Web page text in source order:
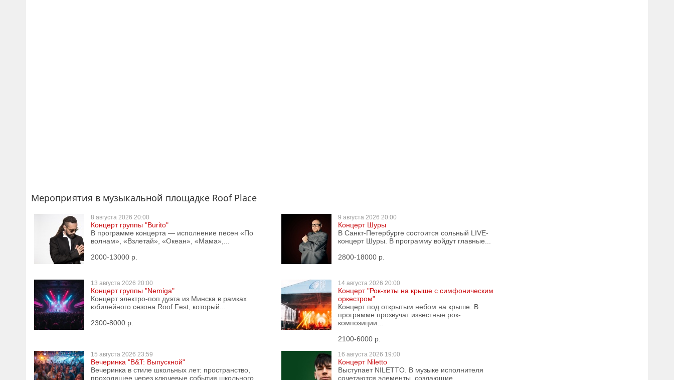
Мероприятия в музыкальной площадке Roof Place
8 августа 2026 20:00
Концерт группы "Burito"
В программе концерта — исполнение песен «По
волнам», «Взлетай», «Океан», «Мама»,...
2000-13000 р.
9 августа 2026 20:00
Концерт Шуры
В Санкт-Петербурге состоится сольный LIVE-
концерт Шуры. В программу войдут главные...
2800-18000 р.
13 августа 2026 20:00
Концерт группы "Nemiga"
Концерт электро-поп дуэта из Минска в рамках
юбилейного сезона Roof Fest, который...
2300-8000 р.
14 августа 2026 20:00
Концерт "Рок-хиты на крыше с симфоническим
оркестром"
Концерт под открытым небом на крыше. В
программе прозвучат известные рок-
композиции...
2100-6000 р.
15 августа 2026 23:59
Вечеринка "B&T: Выпускной"
Вечеринка в стиле школьных лет: пространство,
проходящее через ключевые события школьного...
16 августа 2026 19:00
Концерт Niletto
Выступает NILETTO. В музыке исполнителя
сочетаются элементы, создающие